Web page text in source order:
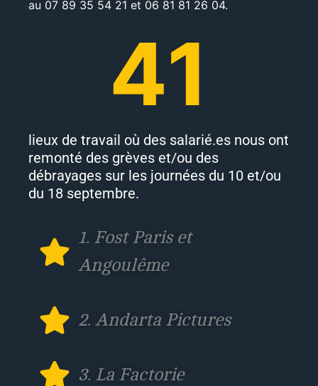
au 07 89 35 54 21 et 06 81 81 26 04.
41
lieux de travail où des salarié.es nous ont
remonté des grèves et/ou des
débrayages sur les journées du 10 et/ou
du 18 septembre.
1. Fost Paris et
Angoulême
2. Andarta Pictures
3. La Factorie